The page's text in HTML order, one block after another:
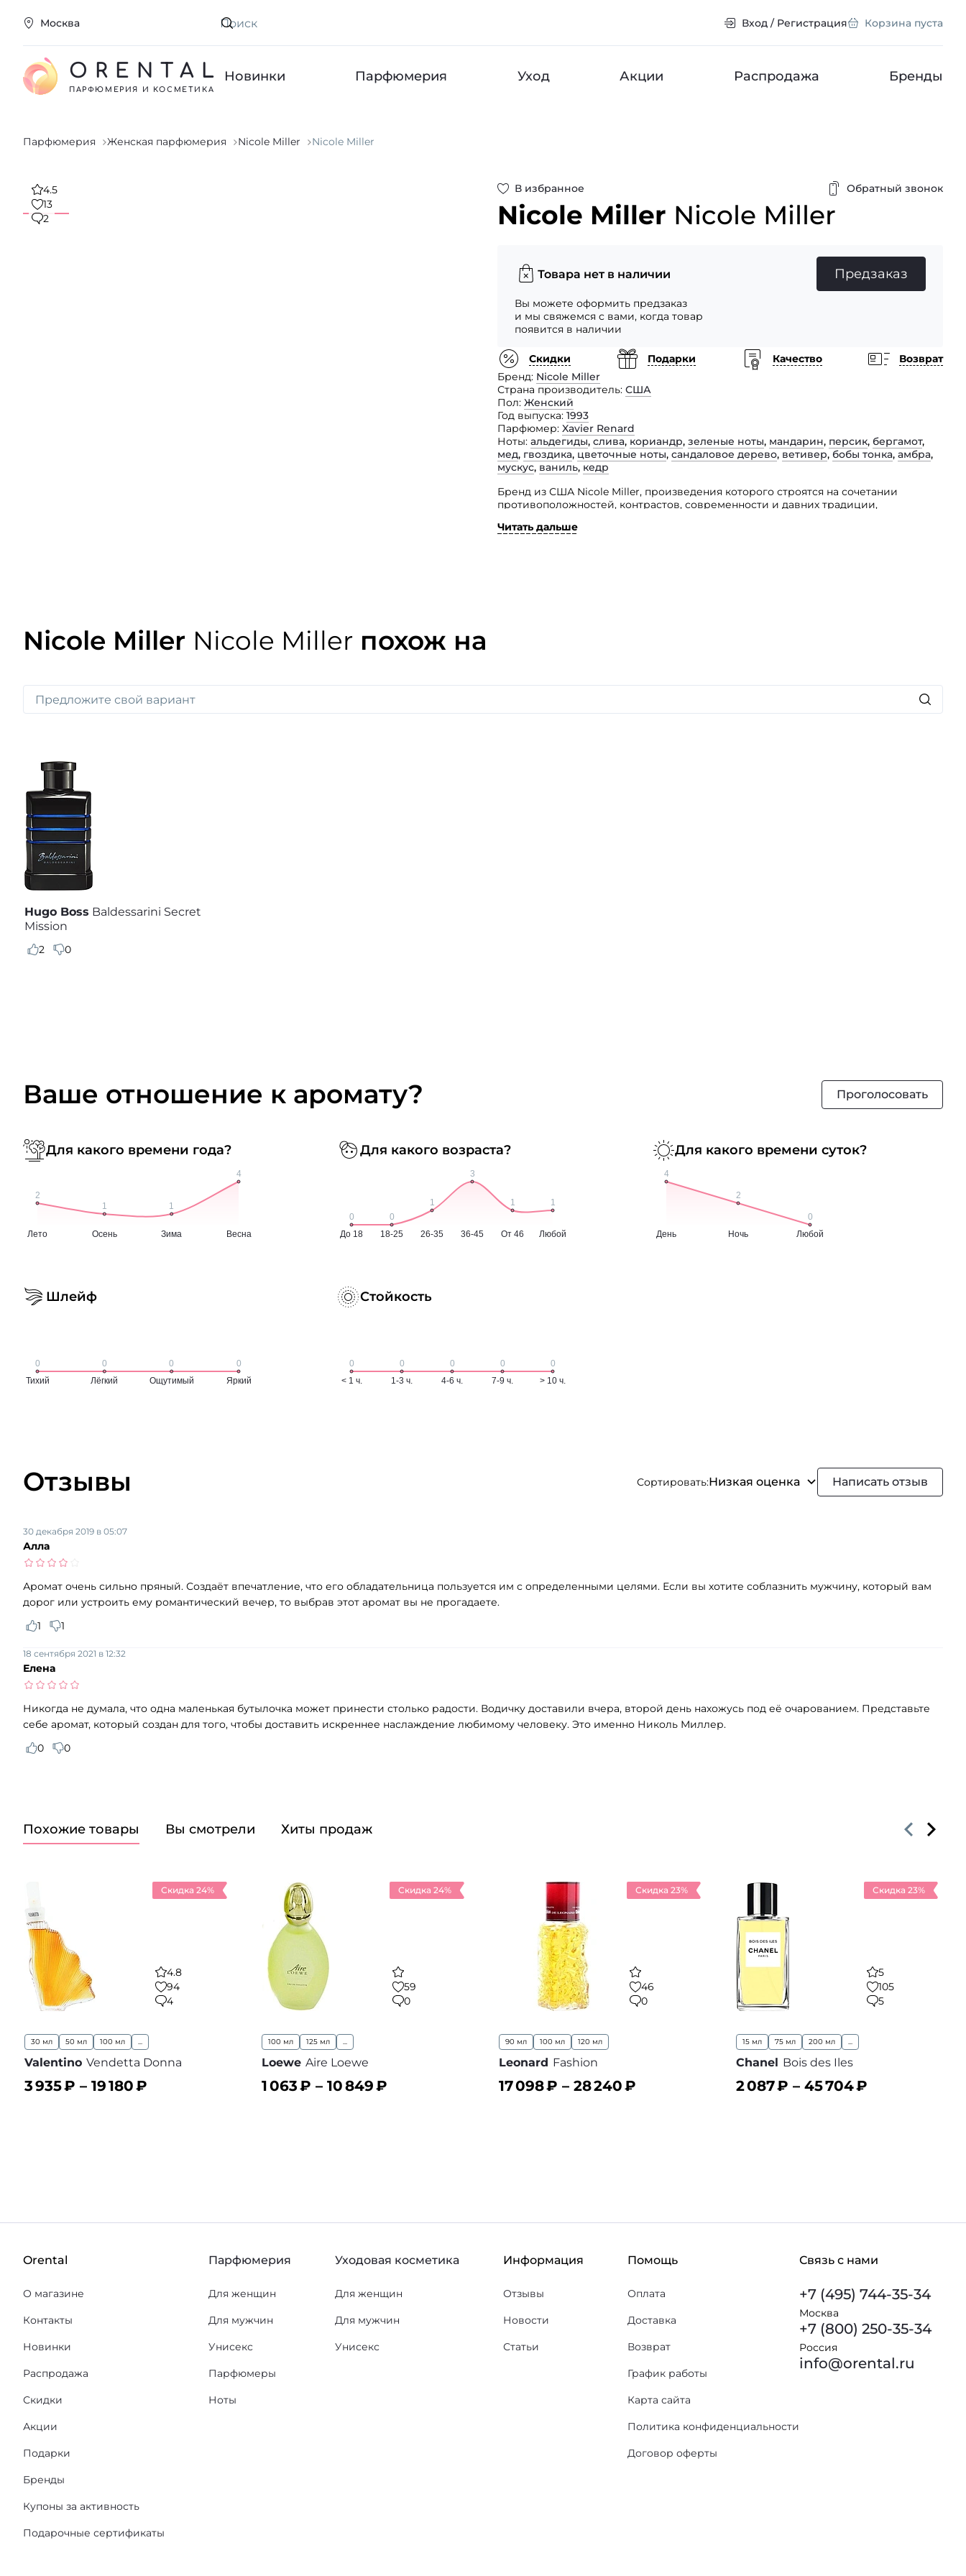
Москва Искать Вход / Регистрация Корзина пуста
ORENTAL
ПАРФЮМЕРИЯ И КОСМЕТИКА
Новинки Парфюмерия Уход Акции Распродажа Бренды
Парфюмерия Женская парфюмерия Nicole Miller Nicole Miller
В избранное Обратный звонок
Nicole Miller Nicole Miller
4.5
13
2
Товара нет в наличии
Вы можете оформить предзаказ
и мы свяжемся с вами, когда товар
появится в наличии
Предзаказ
Скидки Подарки Качество
Возврат
Бренд Nicole Miller
Страна производитель США
Пол Женский
Год выпуска 1993
Парфюмер Xavier Renard
Ноты альдегиды, слива, кориандр, зеленые ноты, мандарин, персик, бергамот,
мед, гвоздика, цветочные ноты, сандаловое дерево, ветивер, бобы тонка, амбра,
мускус, ваниль, кедр
Бренд из США Nicole Miller, произведения которого строятся на сочетании
противоположностей, контрастов, современности и давних традиции,
Читать дальше
Nicole Miller Nicole Miller похож на
Hugo Boss Baldessarini Secret
Mission
2 0
Ваше отношение к аромату? Проголосовать
Для какого времени года? Для какого возраста? Для какого времени суток?
Шлейф Стойкость
Отзывы Сортировать:Низкая оценка Написать отзыв
Алла
30 декабря 2019 в 05:07
Аромат очень сильно пряный. Создаёт впечатление, что его обладательница пользуется им с определенными целями. Если вы хотите соблазнить мужчину, который вам
дорог или устроить ему романтический вечер, то выбрав этот аромат вы не прогадаете.
1
1
Елена
18 сентября 2021 в 12:32
Никогда не думала, что одна маленькая бутылочка может принести столько радости. Водичку доставили вчера, второй день нахожусь под её очарованием. Представьте
себе аромат, который создан для того, чтобы доставить искреннее наслаждение любимому человеку. Это именно Николь Миллер.
0
0
Похожие товары Вы смотрели Хиты продаж
Скидка 24%
4.8
94
4
30 мл 50 мл 100 мл ...
Valentino Vendetta Donna
3 935₽ – 19 180₽
Скидка 24%
59
0
100 мл 125 мл ...
Loewe Aire Loewe
1 063₽ – 10 849₽
Скидка 23%
46
0
90 мл 100 мл 120 мл
Leonard Fashion
17 098₽ – 28 240₽
Скидка 23%
5
105
5
15 мл 75 мл 200 мл ...
Chanel Bois des Iles
2 087₽ – 45 704₽
Orental
О магазине
Контакты
Новинки
Распродажа
Скидки
Акции
Подарки
Бренды
Купоны за активность
Подарочные сертификаты
Парфюмерия
Для женщин
Для мужчин
Унисекс
Парфюмеры
Ноты
Уходовая косметика
Для женщин
Для мужчин
Унисекс
Информация
Отзывы
Новости
Статьи
Помощь
Оплата
Доставка
Возврат
График работы
Карта сайта
Политика конфиденциальности
Договор оферты
Связь с нами
+7 (495) 744-35-34
Москва
+7 (800) 250-35-34
Россия
info@orental.ru